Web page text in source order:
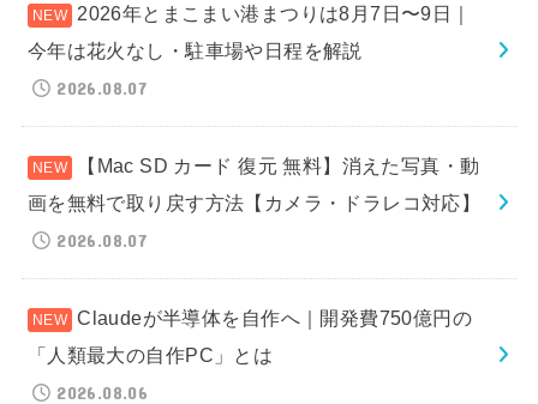
2026年とまこまい港まつりは8月7日〜9日｜
今年は花火なし・駐車場や日程を解説
2026.08.07
【Mac SD カード 復元 無料】消えた写真・動
画を無料で取り戻す方法【カメラ・ドラレコ対応】
2026.08.07
Claudeが半導体を自作へ｜開発費750億円の
「人類最大の自作PC」とは
2026.08.06